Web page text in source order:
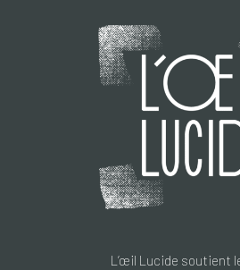
L’œil Lucide soutient